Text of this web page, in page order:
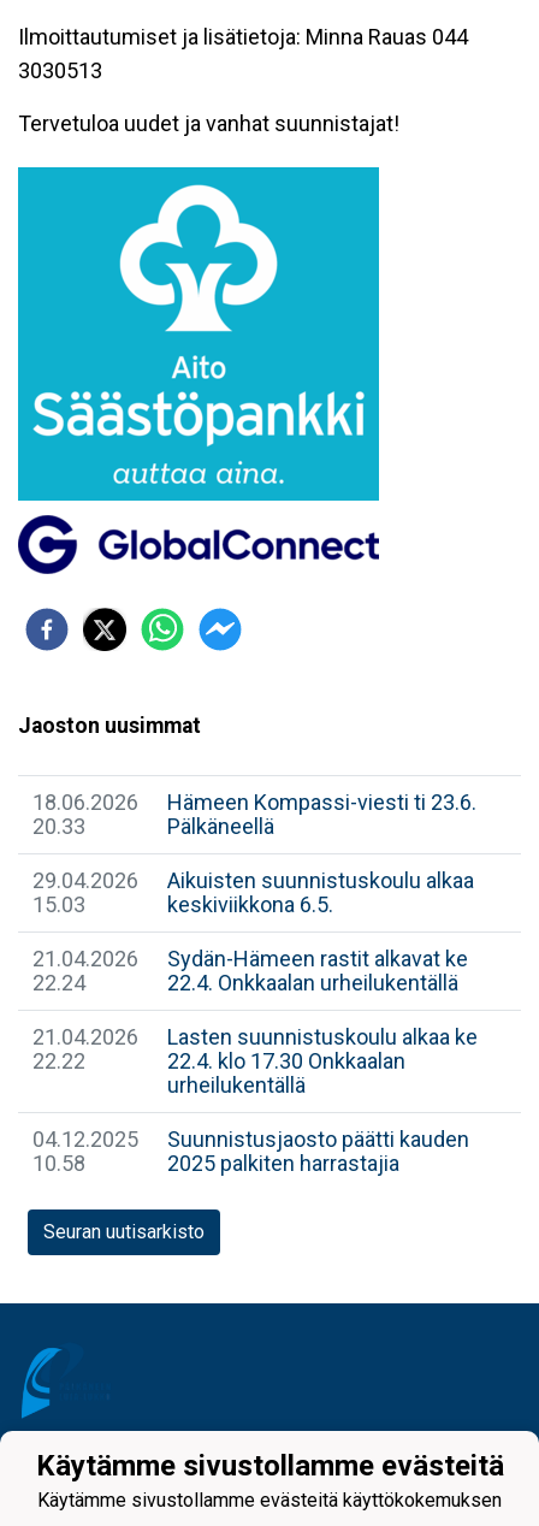
Ilmoittautumiset ja lisätietoja: Minna Rauas 044
3030513
Tervetuloa uudet ja vanhat suunnistajat!
Jaoston uusimmat
18.06.2026
20.33
Hämeen Kompassi-viesti ti 23.6.
Pälkäneellä
29.04.2026
15.03
Aikuisten suunnistuskoulu alkaa
keskiviikkona 6.5.
21.04.2026
22.24
Sydän-Hämeen rastit alkavat ke
22.4. Onkkaalan urheilukentällä
21.04.2026
22.22
Lasten suunnistuskoulu alkaa ke
22.4. klo 17.30 Onkkaalan
urheilukentällä
04.12.2025
10.58
Suunnistusjaosto päätti kauden
2025 palkiten harrastajia
Seuran uutisarkisto
Tietosuojaseloste
Käytämme sivustollamme evästeitä
Käytämme sivustollamme evästeitä käyttökokemuksen